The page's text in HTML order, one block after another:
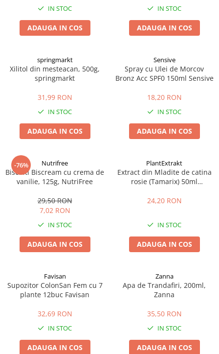
IN STOC
ADAUGA IN COS
IN STOC
ADAUGA IN COS
springmarkt
Xilitol din mesteacan, 500g,
springmarkt
31,99 RON
IN STOC
ADAUGA IN COS
Sensive
Spray cu Ulei de Morcov
Bronz Acc SPF0 150ml Sensive
18,20 RON
IN STOC
ADAUGA IN COS
-76% Nutrifree
Biscuiti Biscream cu crema de
vanilie, 125g, NutriFree
29,50 RON
7,02 RON
IN STOC
ADAUGA IN COS
PlantExtrakt
Extract din Mladite de catina
rosie (Tamarix) 50ml
24,20 RON
IN STOC
ADAUGA IN COS
Favisan
Supozitor ColonSan Fem cu 7
plante 12buc Favisan
32,69 RON
IN STOC
ADAUGA IN COS
Zanna
Apa de Trandafiri, 200ml,
Zanna
35,50 RON
IN STOC
ADAUGA IN COS